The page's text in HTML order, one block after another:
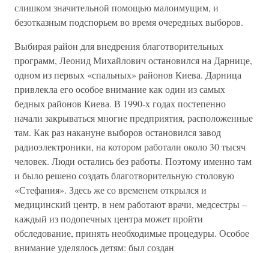
слишком значительной помощью малоимущим, и
безотказным подспорьем во время очередных выборов.
Выбирая район для внедрения благотворительных
программ, Леонид Михайлович остановился на Дарнице,
одном из первых «спальных» районов Киева. Дарница
привлекла его особое внимание как один из самых
бедных районов Киева. В 1990-х годах постепенно
начали закрываться многие предприятия, расположенные
там. Как раз накануне выборов остановился завод
радиоэлектроники, на котором работали около 30 тысяч
человек. Люди остались без работы. Поэтому именно там
и было решено создать благотворительную столовую
«Стефания». Здесь же со временем открылся и
медицинский центр, в нем работают врачи, медсестры –
каждый из подопечных центра может пройти
обследование, принять необходимые процедуры. Особое
внимание уделялось детям: был создан